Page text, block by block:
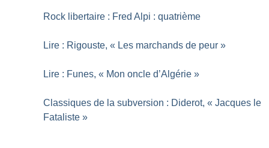
Rock libertaire : Fred Alpi : quatrième
Lire : Rigouste, « Les marchands de peur »
Lire : Funes, « Mon oncle d’Algérie »
Classiques de la subversion : Diderot, « Jacques le
Fataliste »